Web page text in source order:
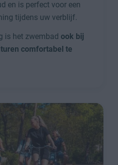
en is perfect voor een
tijdens uw verblijf.
is het zwembad ook bij
comfortabel te